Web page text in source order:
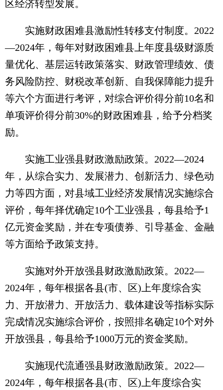
区经济转型发展。
实施财政困难县激励性转移支付制度。2022
—2024年，每年对财政困难县上年度县级财源质
量优化、基层运转政策落实、财政管理绩效、债
务风险防控、财税改革创新、自我保障能力提升
等六个方面进行考评，对综合评价得分前10名和
单项评价得分前30%的财政困难县，给予分档奖
励。
实施工业强县财政激励政策。2022—2024
年，从综合实力、发展潜力、创新活力、绿色动
力等四方面，对县域工业经济发展情况实施综合
评价，每年择优确定10个工业强县，每县给予1
亿元资金奖励，并在专项债券、引导基金、金融
等方面给予政策支持。
实施对外开放强县财政激励政策。2022—
2024年，每年根据各县(市、区)上年度综合实
力、开放潜力、开放活力、载体建设等指标实际
完成情况实施综合评价，按照排名确定10个对外
开放强县，每县给予1000万元的资金奖励。
实施现代流通强县财政激励政策。2022—
2024年，每年根据各县(市、区)上年度综合实